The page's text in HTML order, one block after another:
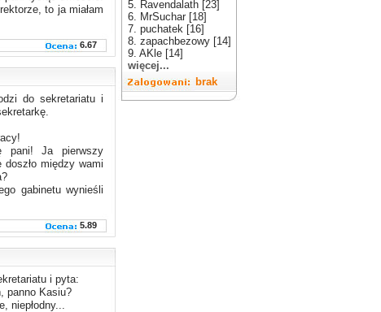
to ja miałam
6.67
do sekretariatu i
pani! Ja pierwszy
między wami
gabinetu wynieśli
5.89
i pyta:
panno Kasiu?
niepłodny...
5. Ravendalath [23]
6. MrSuchar [18]
7. puchatek [16]
8. zapachbezowy [14]
9. AKle [14]
więcej...
brak